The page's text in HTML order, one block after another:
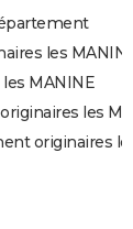
les
MANINE
les
originaires